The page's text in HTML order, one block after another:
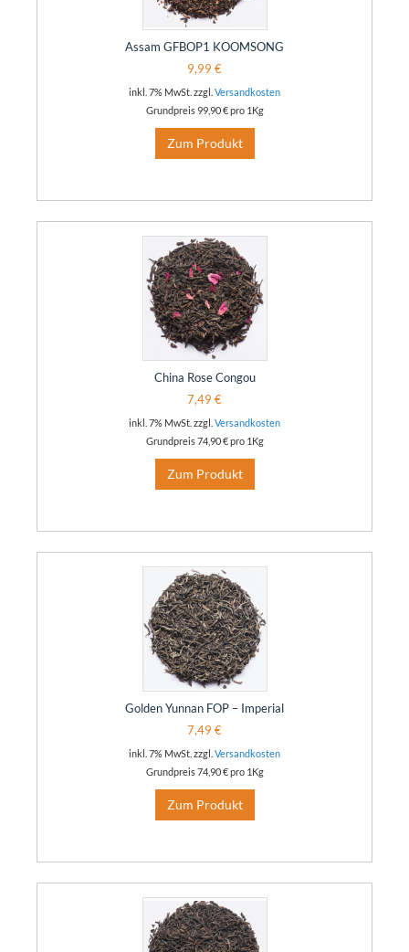
Assam GFBOP1 KOOMSONG
9,99 €
inkl. 7% MwSt. zzgl. Versandkosten
Grundpreis99,90 €pro 1Kg
Zum Produkt
China Rose Congou
7,49 €
inkl. 7% MwSt. zzgl. Versandkosten
Grundpreis74,90 €pro 1Kg
Zum Produkt
Golden Yunnan FOP – Imperial
7,49 €
inkl. 7% MwSt. zzgl. Versandkosten
Grundpreis74,90 €pro 1Kg
Zum Produkt